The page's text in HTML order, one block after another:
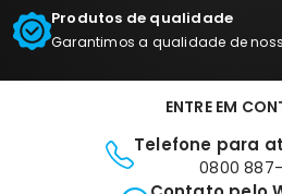
Produtos de qualidade
Garantimos a qualidade de
ENTRE EM
Telefone para
0800 887-